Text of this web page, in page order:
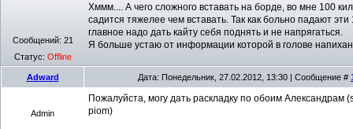
Сообщений: 21
Статус: Offline
Хммм.... А чего сложного вставать на борде, во мне 100
садится тяжелее чем вставать. Так как больно падают эти
главное надо дать кайту себя поднять и не напрягаться.
Я больше устаю от информации которой в голове
Adward Дата: Понедельник, 27.02.2012, 13:30 | Сообщение #
Admin
Пожалуйста, могу дать раскладку по обоим Александрам
piom)